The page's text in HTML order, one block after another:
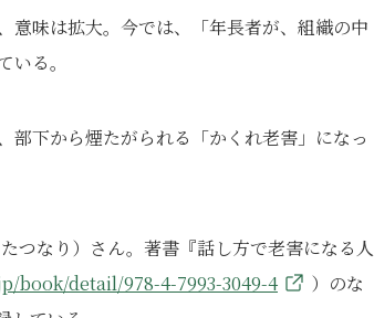
意味は拡大。今では、「年長者が、組織の中
る。
下から煙たがられる「かくれ老害」になっ
つなり）さん。著書『話し方で老害になる人
book/detail/978-4-7993-3049-4
）のな